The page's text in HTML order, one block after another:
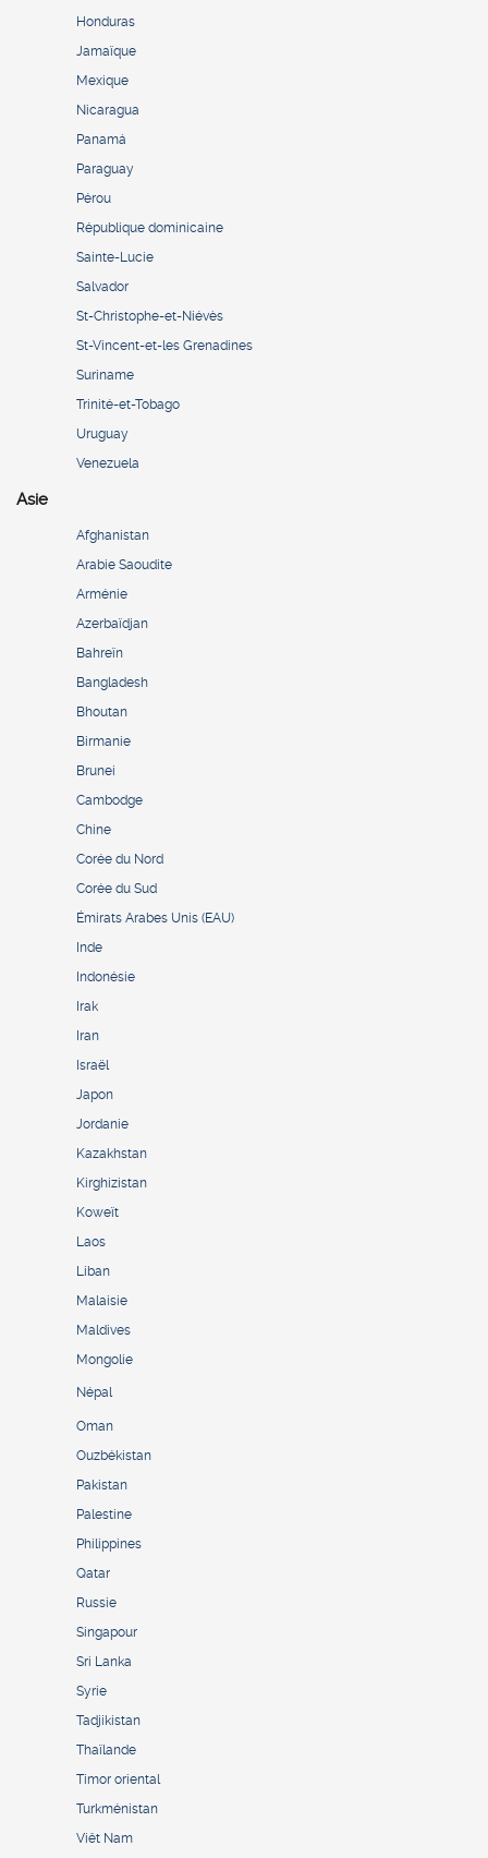
Honduras
Jamaïque
Mexique
Nicaragua
Panamá
Paraguay
Pérou
République dominicaine
Sainte-Lucie
Salvador
St-Christophe-et-Niévès
St-Vincent-et-les Grenadines
Suriname
Trinité-et-Tobago
Uruguay
Venezuela
Asie
Afghanistan
Arabie Saoudite
Arménie
Azerbaïdjan
Bahreïn
Bangladesh
Bhoutan
Birmanie
Brunei
Cambodge
Chine
Corée du Nord
Corée du Sud
Émirats Arabes Unis (EAU)
Inde
Indonésie
Irak
Iran
Israël
Japon
Jordanie
Kazakhstan
Kirghizistan
Koweït
Laos
Liban
Malaisie
Maldives
Mongolie
Népal
Oman
Ouzbékistan
Pakistan
Palestine
Philippines
Qatar
Russie
Singapour
Sri Lanka
Syrie
Tadjikistan
Thaïlande
Timor oriental
Turkménistan
Viêt Nam